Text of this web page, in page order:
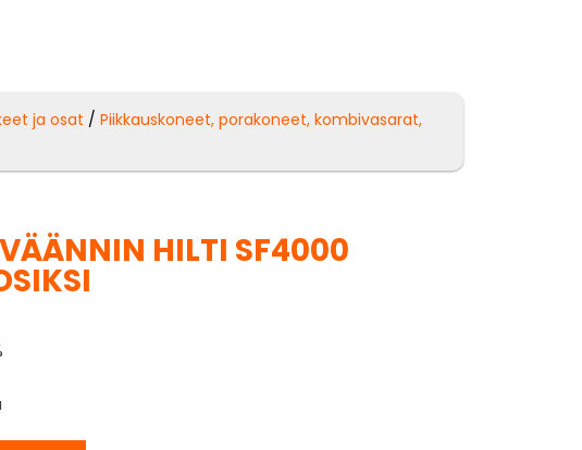
ja osat /Piikkauskoneet, porakoneet, kombivasarat,
HILTI SF4000